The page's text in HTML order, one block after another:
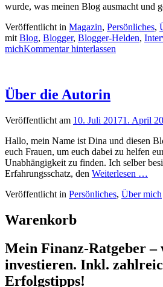
wurde, was meinen Blog ausmacht und
Veröffentlicht in Magazin, Persönliches,
mit Blog, Blogger, Blogger-Helden,
michKommentar hinterlassen
Über die Autorin
Veröffentlicht am 10. Juli 20171. April
Hallo, mein Name ist Dina und diesen
euch Frauen, um euch dabei zu helfen
Unabhängigkeit zu finden. Ich selber
Erfahrungsschatz, den Weiterlesen …
Veröffentlicht in Persönliches, Über mich
Warenkorb
Mein Finanz-Ratgeber –
investieren. Inkl.
Erfolgstipps!